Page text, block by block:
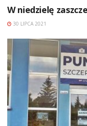
W niedzielę
30 LIPCA 2021